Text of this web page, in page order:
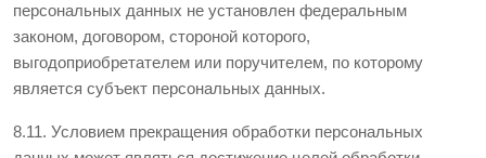
персональных данных не установлен федеральным
законом, договором, стороной которого,
выгодоприобретателем или поручителем, по которому
является субъект персональных данных.
8.11. Условием прекращения обработки персональных